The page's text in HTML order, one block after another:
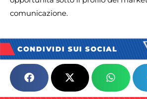
comunicazione.
CONDIVIDI SUI SOCIAL